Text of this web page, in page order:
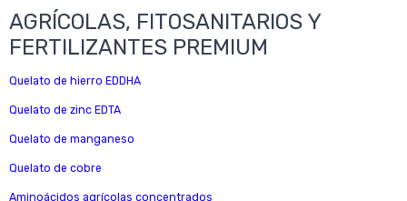
AGRÍCOLAS, FITOSANITARIOS Y
FERTILIZANTES PREMIUM
Quelato de hierro EDDHA
Quelato de zinc EDTA
Quelato de manganeso
Quelato de cobre
Aminoácidos agrícolas concentrados